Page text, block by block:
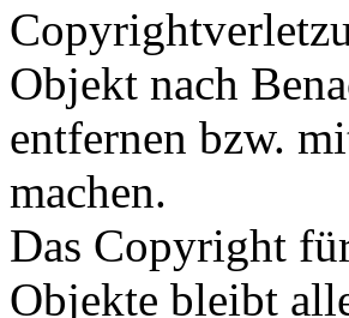
Objekt nach
entfernen bzw.
machen.
Das Copyright
Objekte bleibt